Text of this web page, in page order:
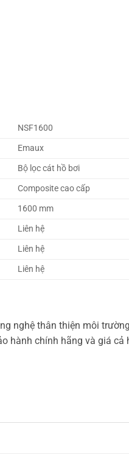
NSF1600
Emaux
Bộ lọc cát hồ bơi
Composite cao cấp
1600 mm
Liên hệ
Liên hệ
Liên hệ
nghệ thân thiện môi
hành chính hãng và giá